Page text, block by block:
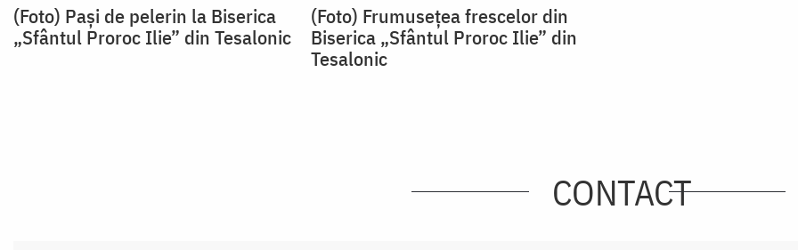
(Foto) Pași de pelerin la Biserica
„Sfântul Proroc Ilie” din Tesalonic
(Foto) Frumusețea frescelor din
Biserica „Sfântul Proroc Ilie” din
Tesalonic
CONTACT